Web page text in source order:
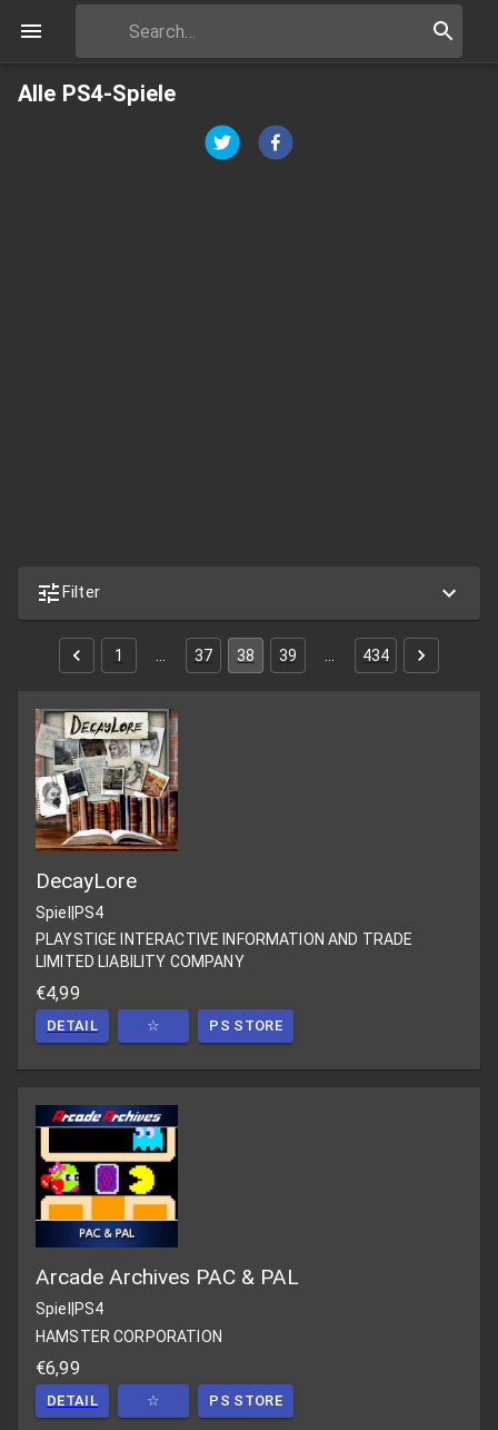
Alle PS4-Spiele
Filter
1 37 38 39 434
DecayLore
Spiel|PS4
PLAYSTIGE INTERACTIVE INFORMATION AND TRADE
LIMITED LIABILITY COMPANY
€4,99
DETAIL ☆ PS STORE
Arcade Archives PAC & PAL
Spiel
PS4
HAMSTER CORPORATION
€6,99
DETAIL ☆ PS STORE